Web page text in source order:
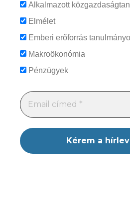
Alkalmazott közgazdaságtan
Elmélet
Emberi erőforrás
Makroökonómia
Pénzügyek